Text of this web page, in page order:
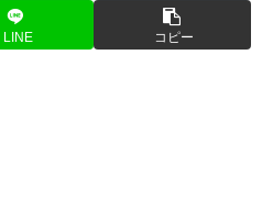
LINE コピー